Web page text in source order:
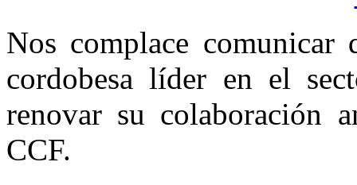
Nos complace comunicar
cordobesa líder en el
renovar su colaboración
CCF.